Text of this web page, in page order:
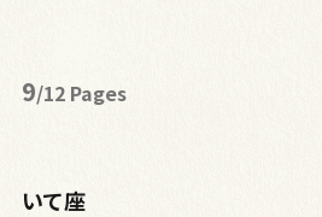
9/12 Pages
いて座